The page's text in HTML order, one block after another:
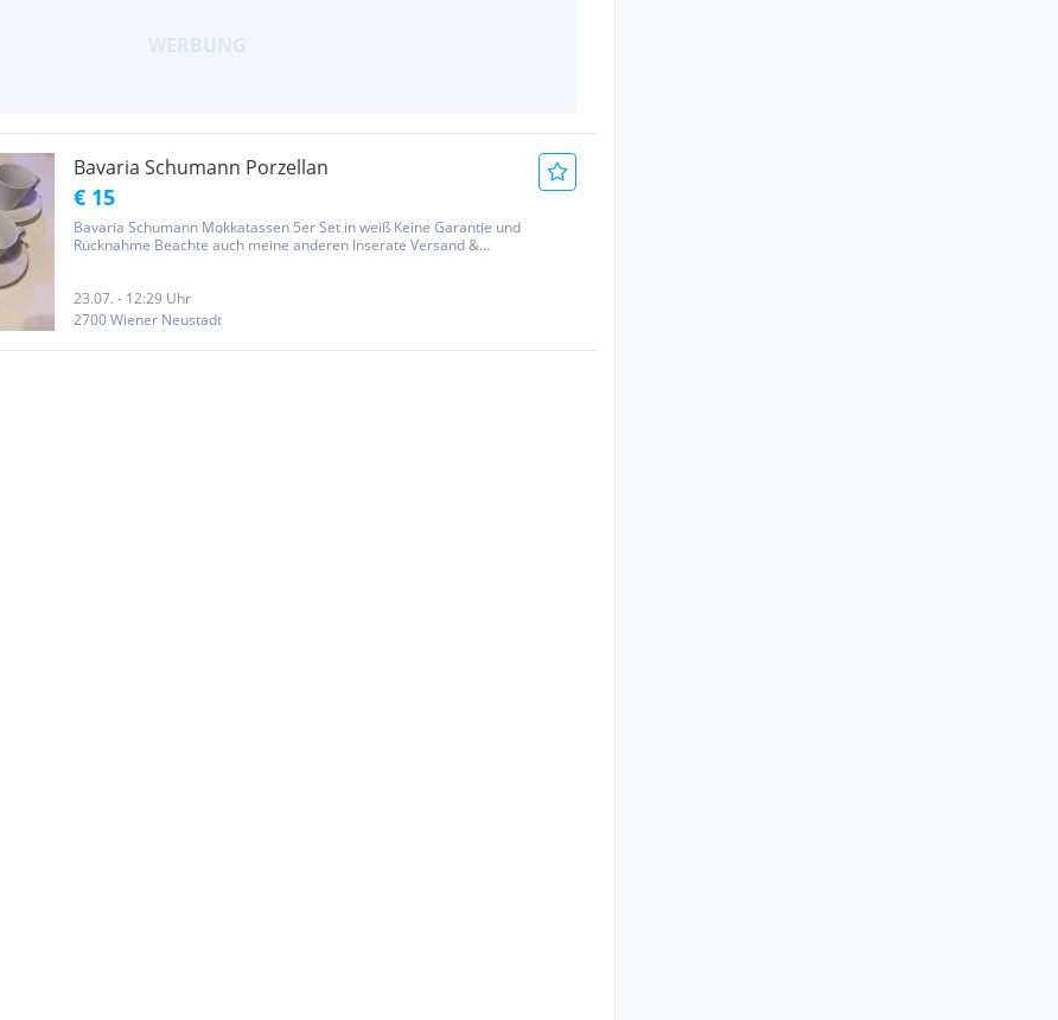
Bavaria Schumann Porzellan
€ 15
Bavaria Schumann Mokkatassen 5er Set in weiß Keine Garantie und
Rücknahme Beachte auch meine anderen Inserate Versand &
übernehmen.Der Bieter...
23.07. - 12:29 Uhr
2700 Wiener Neustadt